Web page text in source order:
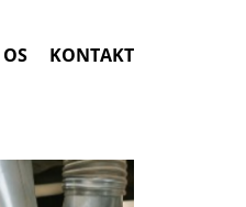
KONTAKT